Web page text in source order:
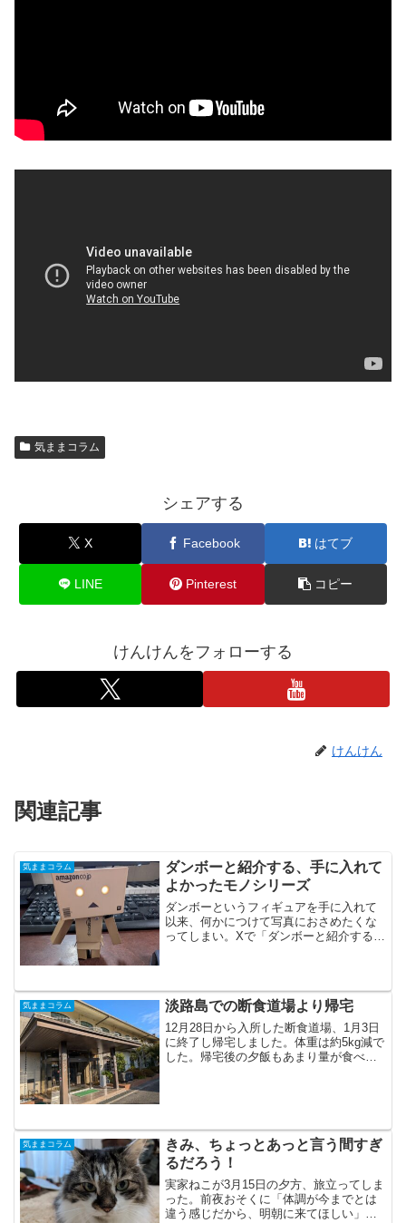
気ままコラム
シェアする
X Facebook はてブ
LINE Pinterest コピー
けんけんをフォローする
けんけん
関連記事
気ままコラム
ダンボーと紹介する、手に入れて
よかったモノシリーズ
ダンボーというフィギュアを手に入れて
以来、何かにつけて写真におさめたくな
ってしまい。Xで「ダンボーと紹介する、
ナイフでした。キャ...
気ままコラム 淡路島での断食道場より帰宅
12月28日から入所した断食道場、1月3日
に終了し帰宅しました。体重は約5kg減で
した。帰宅後の夕飯もあまり量が食べら
気ままコラム
きみ、ちょっとあっと言う間すぎ
るだろう！
実家ねこが3月15日の夕方、旅立ってしま
った。前夜おそくに「体調が今までとは
違う感じだから、明朝に来てほしい」と